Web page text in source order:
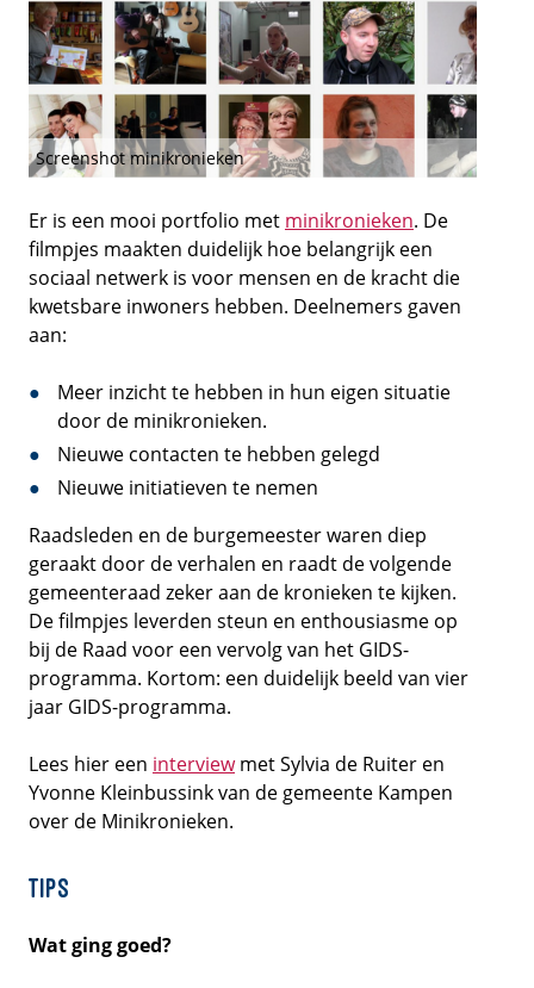
Screenshot minikronieken
Er is een mooi portfolio met minikronieken. De
filmpjes maakten duidelijk hoe belangrijk een
sociaal netwerk is voor mensen en de kracht die
kwetsbare inwoners hebben. Deelnemers gaven
aan:
Meer inzicht te hebben in hun eigen situatie
door de minikronieken.
Nieuwe contacten te hebben gelegd
Nieuwe initiatieven te nemen
Raadsleden en de burgemeester waren diep
geraakt door de verhalen en raadt de volgende
gemeenteraad zeker aan de kronieken te kijken.
De filmpjes leverden steun en enthousiasme op
bij de Raad voor een vervolg van het GIDS-
programma. Kortom: een duidelijk beeld van vier
jaar GIDS-programma.
Lees hier een interviewmet Sylvia de Ruiter en
Yvonne Kleinbussink van de gemeente Kampen
over de Minikronieken.
Tips
Wat ging goed?